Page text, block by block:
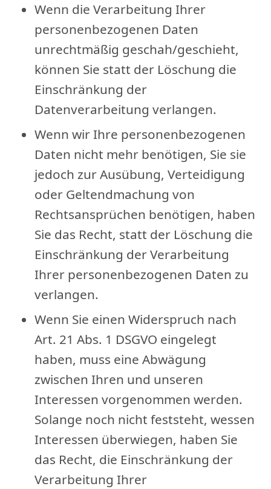
Wenn die Verarbeitung Ihrer
personenbezogenen Daten
unrechtmäßig geschah/geschieht,
können Sie statt der Löschung die
Einschränkung der
Datenverarbeitung verlangen.
Wenn wir Ihre personenbezogenen
Daten nicht mehr benötigen, Sie sie
jedoch zur Ausübung, Verteidigung
oder Geltendmachung von
Rechtsansprüchen benötigen, haben
Sie das Recht, statt der Löschung die
Einschränkung der Verarbeitung
Ihrer personenbezogenen Daten zu
verlangen.
Wenn Sie einen Widerspruch nach
Art. 21 Abs. 1 DSGVO eingelegt
haben, muss eine Abwägung
zwischen Ihren und unseren
Interessen vorgenommen werden.
Solange noch nicht feststeht, wessen
Interessen überwiegen, haben Sie
das Recht, die Einschränkung der
Verarbeitung Ihrer